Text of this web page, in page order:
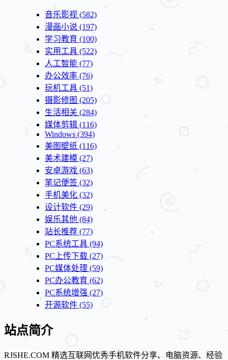
音乐影视 (582)
漫画小说 (197)
学习教育 (100)
实用工具 (522)
人工智能 (77)
办公效率 (76)
玩机工具 (51)
摄影修图 (205)
生活相关 (284)
媒体剪辑 (116)
Windows (394)
美图壁纸 (116)
美术建模 (27)
安卓游戏 (63)
笔记便签 (32)
手机美化 (32)
设计软件 (29)
娱乐其他 (84)
站长推荐 (77)
PC系统工具 (94)
PC上传下载 (27)
PC媒体处理 (59)
PC办公教育 (62)
PC系统增强 (27)
开源软件 (55)
站点简介
RJSHE.COM 精选互联网优秀手机软件分享、电脑资源、经验